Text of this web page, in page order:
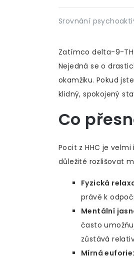
Srovnání
Zatímco delta-9-
Nejedná se o
okamžiku. Pokud
klidný, spokojený
Co
Pocit z HHC je
důležité rozlišovat
Fyzická
právě k
Mentální
často
zůstává
Mírná euforie: